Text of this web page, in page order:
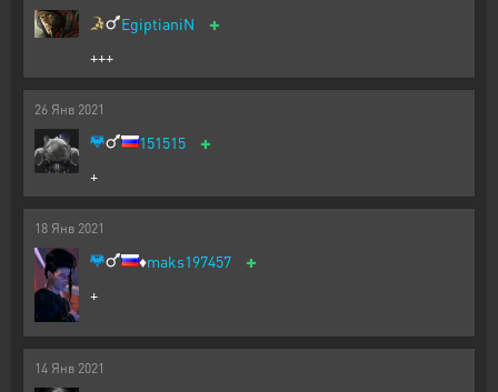
EgiptianiN +
+++
26 Янв 2021
151515 +
+
18 Янв 2021
♦️maks197457 +
+
14 Янв 2021